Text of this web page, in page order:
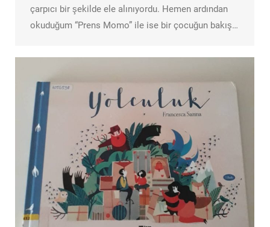
çarpıcı bir şekilde ele alınıyordu. Hemen ardından
okuduğum “Prens Momo” ile ise bir çocuğun bakış…